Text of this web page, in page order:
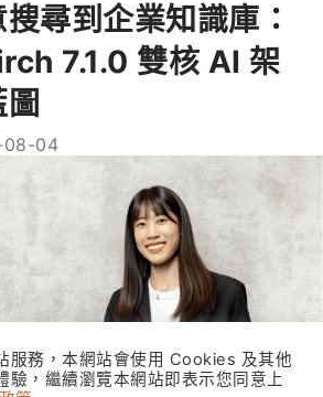
尋到企業知識庫：
7.1.0 雙核 AI 架
04
服務，本網站會使用 Cookies 及其他
驗，繼續瀏覽本網站即表示您同意上